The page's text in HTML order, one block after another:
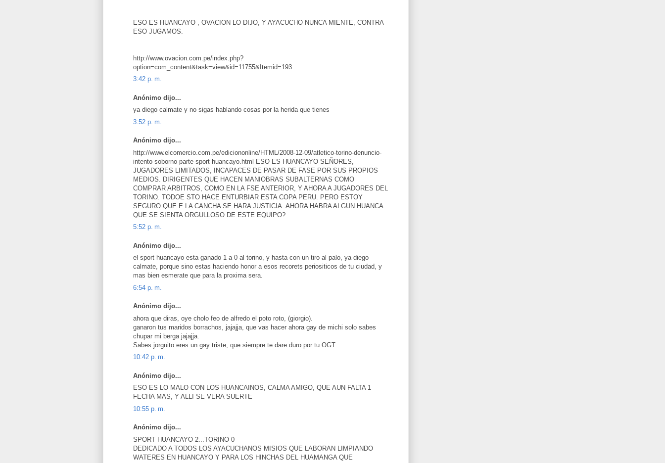
ESO ES HUANCAYO , OVACION LO DIJO, Y AYACUCHO NUNCA MIENTE, CONTRA
ESO JUGAMOS.
http://www.ovacion.com.pe/index.php?
option=com_content&task=view&id=11755&Itemid=193
3:42 p. m.
Anónimo dijo...
ya diego calmate y no sigas hablando cosas por la herida que tienes
3:52 p. m.
Anónimo dijo...
http://www.elcomercio.com.pe/ediciononline/HTML/2008-12-09/atletico-torino-denuncio-
intento-soborno-parte-sport-huancayo.html ESO ES HUANCAYO SEÑORES,
JUGADORES LIMITADOS, INCAPACES DE PASAR DE FASE POR SUS PROPIOS
MEDIOS. DIRIGENTES QUE HACEN MANIOBRAS SUBALTERNAS COMO
COMPRAR ARBITROS, COMO EN LA FSE ANTERIOR, Y AHORA A JUGADORES DEL
TORINO. TODOE STO HACE ENTURBIAR ESTA COPA PERU. PERO ESTOY
SEGURO QUE E LA CANCHA SE HARA JUSTICIA. AHORA HABRA ALGUN HUANCA
QUE SE SIENTA ORGULLOSO DE ESTE EQUIPO?
5:52 p. m.
Anónimo dijo...
el sport huancayo esta ganado 1 a 0 al torino, y hasta con un tiro al palo, ya diego
calmate, porque sino estas haciendo honor a esos recorets periositicos de tu ciudad, y
mas bien esmerate que para la proxima sera.
6:54 p. m.
Anónimo dijo...
ahora que diras, oye cholo feo de alfredo el poto roto, (giorgio).
ganaron tus maridos borrachos, jajajja, que vas hacer ahora gay de michi solo sabes
chupar mi berga jajajja.
Sabes jorguito eres un gay triste, que siempre te dare duro por tu OGT.
10:42 p. m.
Anónimo dijo...
ESO ES LO MALO CON LOS HUANCAINOS, CALMA AMIGO, QUE AUN FALTA 1
FECHA MAS, Y ALLI SE VERA SUERTE
10:55 p. m.
Anónimo dijo...
SPORT HUANCAYO 2...TORINO 0
DEDICADO A TODOS LOS AYACUCHANOS MISIOS QUE LABORAN LIMPIANDO
WATERES EN HUANCAYO Y PARA LOS HINCHAS DEL HUAMANGA QUE